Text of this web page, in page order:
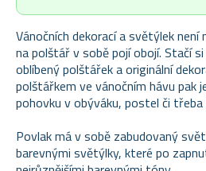
Vánočních dekorací a světýlek
na polštář v sobě pojí obojí. Stačí
oblíbený polštářek a originální
polštářkem ve vánočním hávu pak
pohovku v obýváku, postel či
Povlak má v sobě zabudovaný
barevnými světýlky, které po